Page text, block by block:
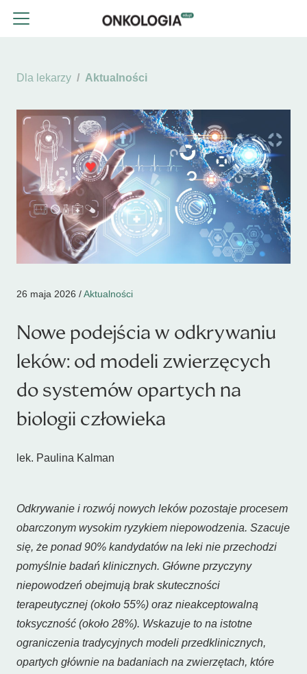
Dla lekarzy Aktualności
26 maja 2026 /Aktualności
Nowe podejścia w odkrywaniu
leków: od modeli zwierzęcych
do systemów opartych na
biologii człowieka
lek. Paulina Kalman
Odkrywanie i rozwój nowych leków pozostaje procesem
obarczonym wysokim ryzykiem niepowodzenia. Szacuje
się, że ponad 90% kandydatów na leki nie przechodzi
pomyślnie badań klinicznych. Główne przyczyny
niepowodzeń obejmują brak skuteczności
terapeutycznej (około 55%) oraz nieakceptowalną
toksyczność (około 28%). Wskazuje to na istotne
ograniczenia tradycyjnych modeli przedklinicznych,
opartych głównie na badaniach na zwierzętach, które